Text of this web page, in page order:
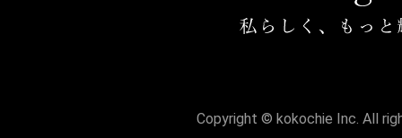
Copyright © kokochie Inc. All